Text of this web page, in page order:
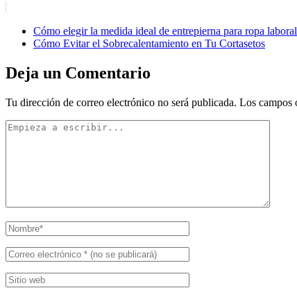
Cómo elegir la medida ideal de entrepierna para ropa
Cómo Evitar el Sobrecalentamiento en Tu Cortasetos
Deja un Comentario
Tu dirección de correo electrónico no será publicada. Los campos